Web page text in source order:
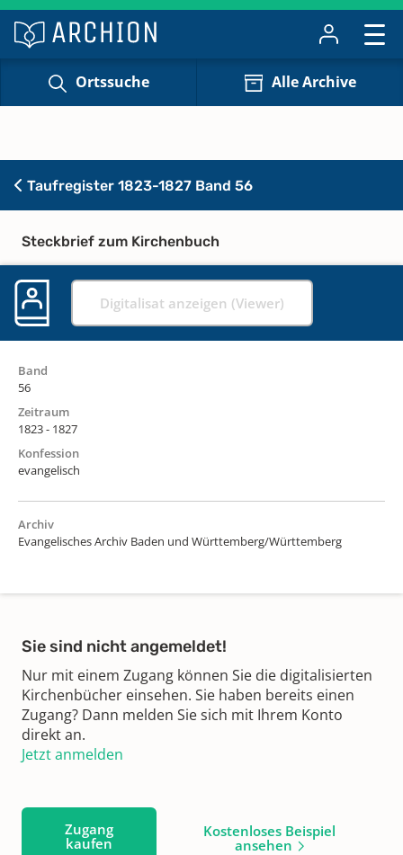
Ortssuche Alle Archive
Taufregister 1823-1827 Band 56
Steckbrief zum Kirchenbuch
Digitalisat anzeigen (Viewer)
Band
56
Zeitraum
1823 - 1827
Konfession
evangelisch
Archiv
Evangelisches Archiv Baden und Württemberg/Württemberg
Sie sind nicht angemeldet!
Nur mit einem Zugang können Sie die digitalisierten
Kirchenbücher einsehen. Sie haben bereits einen
Zugang? Dann melden Sie sich mit Ihrem Konto
direkt an.
Jetzt anmelden
Zugang
kaufen
Kostenloses Beispiel
ansehen